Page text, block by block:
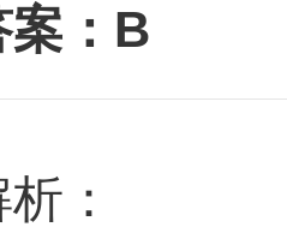
案：B
：